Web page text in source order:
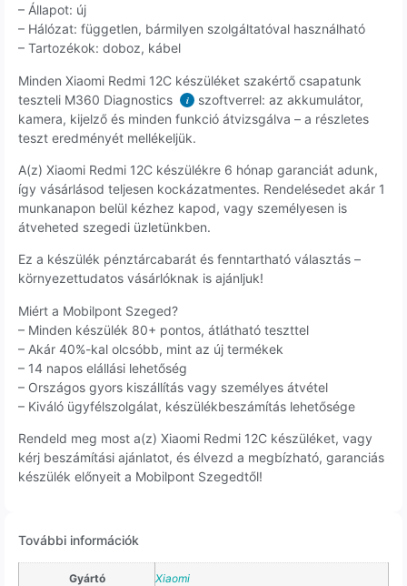
– Állapot: új
– Hálózat: független, bármilyen szolgáltatóval használható
– Tartozékok: doboz, kábel
Minden Xiaomi Redmi 12C készüléket szakértő csapatunk
teszteli M360 Diagnostics
i
szoftverrel: az akkumulátor,
kamera, kijelző és minden funkció átvizsgálva – a részletes
teszt eredményét mellékeljük.
A(z) Xiaomi Redmi 12C készülékre 6 hónap garanciát adunk,
így vásárlásod teljesen kockázatmentes. Rendelésedet akár 1
munkanapon belül kézhez kapod, vagy személyesen is
átveheted szegedi üzletünkben.
Ez a készülék pénztárcabarát és fenntartható választás –
környezettudatos vásárlóknak is ajánljuk!
Miért a Mobilpont Szeged?
– Minden készülék 80+ pontos, átlátható teszttel
– Akár 40%-kal olcsóbb, mint az új termékek
– 14 napos elállási lehetőség
– Országos gyors kiszállítás vagy személyes átvétel
– Kiváló ügyfélszolgálat, készülékbeszámítás lehetősége
Rendeld meg most a(z) Xiaomi Redmi 12C készüléket, vagy
kérj beszámítási ajánlatot, és élvezd a megbízható, garanciás
készülék előnyeit a Mobilpont Szegedtől!
További információk
Gyártó Xiaomi